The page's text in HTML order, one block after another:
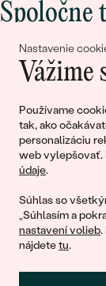
Nastavenie
Vážime
Používame
tak, ako
personalizáciu
web vylepšovať.
údaje.
Súhlas so
„Súhlasím a
nastavení volieb.
nájdetetu.
Spoločne
lásky
© 2011 - 2026, Eppi.sk